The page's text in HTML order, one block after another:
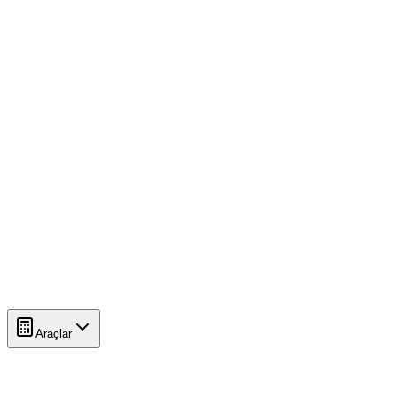
Araçlar